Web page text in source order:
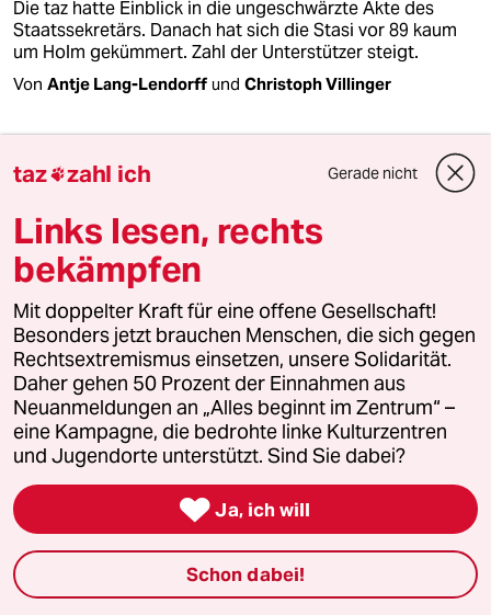
Die taz hatte Einblick in die ungeschwärzte Akte des
Staatssekretärs. Danach hat sich die Stasi vor 89 kaum
um Holm gekümmert. Zahl der Unterstützer steigt.
Von Antje Lang-Lendorff und Christoph Villinger
10 Ausgaben für 10 Euro
Die Wochenzeitung mit taz-Blick
Wir schauen den Superreichen auf die Finger.
Unsere wochentaz bietet jeden Samstag
taz zahl ich Gerade nicht
Links lesen, rechts
bekämpfen
Mit doppelter Kraft für eine offene Gesellschaft!
Besonders jetzt brauchen Menschen, die sich gegen
Rechtsextremismus einsetzen, unsere Solidarität.
Daher gehen 50 Prozent der Einnahmen aus
Neuanmeldungen an „Alles beginnt im Zentrum“ –
eine Kampagne, die bedrohte linke Kulturzentren
und Jugendorte unterstützt. Sind Sie dabei?
 Ja, ich will
Schon dabei!